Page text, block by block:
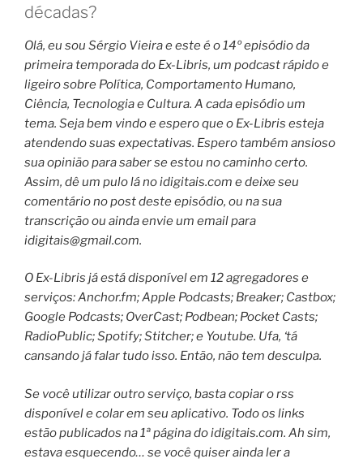
décadas?
Olá, eu sou Sérgio Vieira e este é o 14º episódio da
primeira temporada do Ex-Libris, um podcast rápido e
ligeiro sobre Política, Comportamento Humano,
Ciência, Tecnologia e Cultura. A cada episódio um
tema. Seja bem vindo e espero que o Ex-Libris esteja
atendendo suas expectativas. Espero também ansioso
sua opinião para saber se estou no caminho certo.
Assim, dê um pulo lá no idigitais.com e deixe seu
comentário no post deste episódio, ou na sua
transcrição ou ainda envie um email para
idigitais@gmail.com.
O Ex-Libris já está disponível em 12 agregadores e
serviços: Anchor.fm; Apple Podcasts; Breaker; Castbox;
Google Podcasts; OverCast; Podbean; Pocket Casts;
RadioPublic; Spotify; Stitcher; e Youtube. Ufa, ‘tá
cansando já falar tudo isso. Então, não tem desculpa.
Se você utilizar outro serviço, basta copiar o rss
disponível e colar em seu aplicativo. Todo os links
estão publicados na 1ª página do idigitais.com. Ah sim,
estava esquecendo… se você quiser ainda ler a